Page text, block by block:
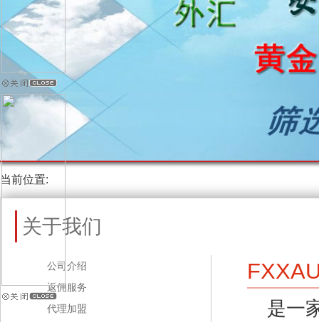
当前位置:
关于我们
公司介绍
返佣服务
代理加盟
是一